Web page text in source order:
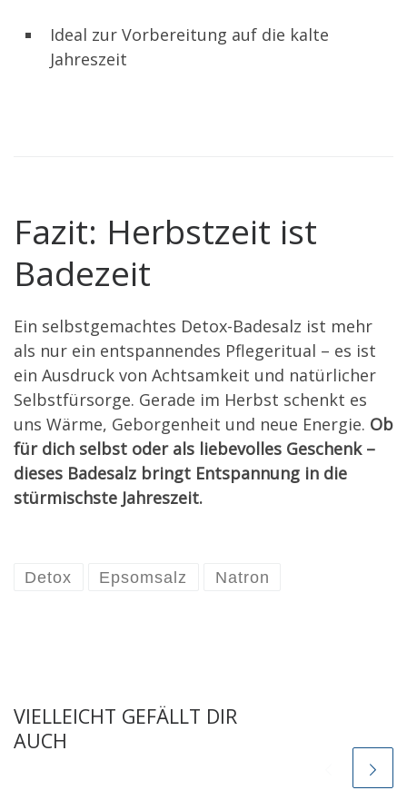
Ideal zur Vorbereitung auf die kalte
Jahreszeit
Fazit: Herbstzeit ist
Badezeit
Ein selbstgemachtes Detox-Badesalz ist mehr
als nur ein entspannendes Pflegeritual – es ist
ein Ausdruck von Achtsamkeit und natürlicher
Selbstfürsorge. Gerade im Herbst schenkt es
uns Wärme, Geborgenheit und neue Energie. Ob
für dich selbst oder als liebevolles Geschenk –
dieses Badesalz bringt Entspannung in die
stürmischste Jahreszeit.
Detox Epsomsalz Natron
VIELLEICHT GEFÄLLT DIR
AUCH